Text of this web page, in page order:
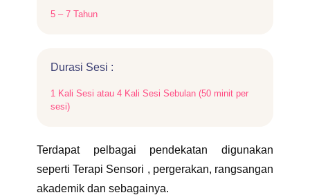
5 – 7 Tahun
Durasi Sesi :
1 Kali Sesi atau 4 Kali Sesi Sebulan (50 minit per
sesi)
Terdapat pelbagai pendekatan digunakan
seperti Terapi Sensori , pergerakan, rangsangan
akademik dan sebagainya.